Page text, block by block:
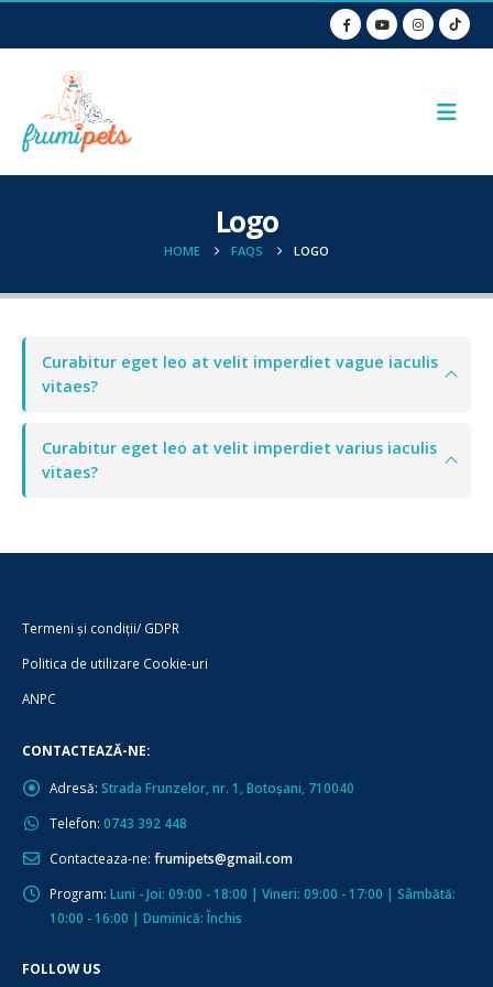
Logo
HOME FAQS LOGO
Curabitur eget leo at velit imperdiet vague iaculis
vitaes?
Curabitur eget leo at velit imperdiet varius iaculis
vitaes?
Termeni și condiții/ GDPR
Politica de utilizare Cookie-uri
ANPC
CONTACTEAZĂ-NE:
Adresă: Strada Frunzelor, nr. 1, Botoșani, 710040
Telefon: 0743 392 448
Contacteaza-ne: frumipets@gmail.com
Program: Luni - Joi: 09:00 - 18:00 | Vineri: 09:00 - 17:00 | Sâmbătă:
10:00 - 16:00 | Duminică: Închis
FOLLOW US